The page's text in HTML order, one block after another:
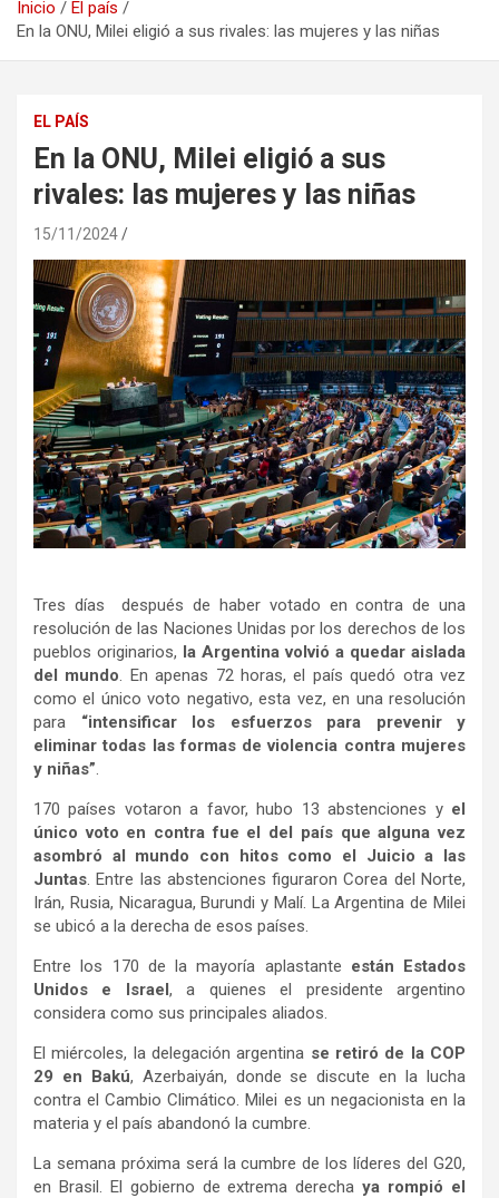
Inicio
El país
En la ONU, Milei eligió a sus rivales: las mujeres y las niñas
EL PAÍS
En la ONU, Milei eligió a sus
rivales: las mujeres y las niñas
15/11/2024
Tres días después de haber votado en contra de una
resolución de las Naciones Unidas por los derechos de los
pueblos originarios, la Argentina volvió a quedar aislada
del mundo. En apenas 72 horas, el país quedó otra vez
como el único voto negativo, esta vez, en una resolución
para “intensificar los esfuerzos para prevenir y
eliminar todas las formas de violencia contra mujeres
y niñas”.
170 países votaron a favor, hubo 13 abstenciones y el
único voto en contra fue el del país que alguna vez
asombró al mundo con hitos como el Juicio a las
Juntas. Entre las abstenciones figuraron Corea del Norte,
Irán, Rusia, Nicaragua, Burundi y Malí. La Argentina de Milei
se ubicó a la derecha de esos países.
Entre los 170 de la mayoría aplastante están Estados
Unidos e Israel, a quienes el presidente argentino
considera como sus principales aliados.
El miércoles, la delegación argentina se retiró de la COP
29 en Bakú, Azerbaiyán, donde se discute en la lucha
contra el Cambio Climático. Milei es un negacionista en la
materia y el país abandonó la cumbre.
La semana próxima será la cumbre de los líderes del G20,
en Brasil. El gobierno de extrema derechaya rompió el